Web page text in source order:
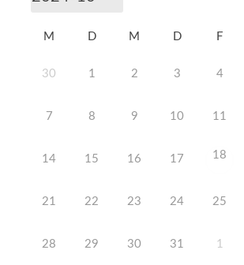
M D M D F
30 1 2 3 4
7 8 9 10 11
14 15 16 17 18
21 22 23 24 25
28 29 30 31 1